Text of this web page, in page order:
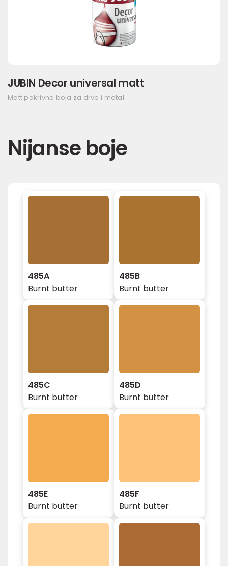
JUBIN Decor universal matt
Matt pokrivna boja za drvo i metal
Nijanse boje
485A
Burnt butter
485B
Burnt butter
485C
Burnt butter
485D
Burnt butter
485E
Burnt butter
485F
Burnt butter